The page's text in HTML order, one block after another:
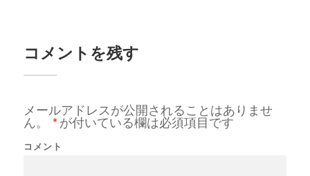
コメントを残す
メールアドレスが公開されることはありませ
ん。
* が付いている欄は必須項目です
コメント